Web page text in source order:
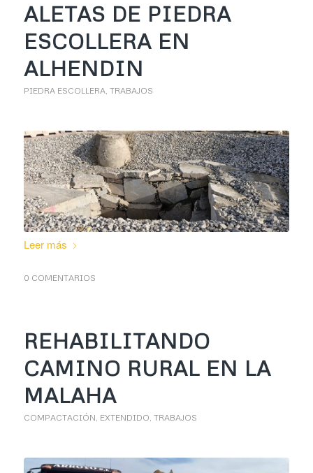
ALETAS DE PIEDRA
ESCOLLERA EN
ALHENDIN
PIEDRA ESCOLLERA, TRABAJOS
Leer más
0 COMENTARIOS
REHABILITANDO
CAMINO RURAL EN LA
MALAHA
COMPACTACIÓN, EXTENDIDO, TRABAJOS